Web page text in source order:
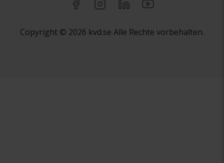
Copyright © 2026 kvd.se Alle Rechte vorbehalten.